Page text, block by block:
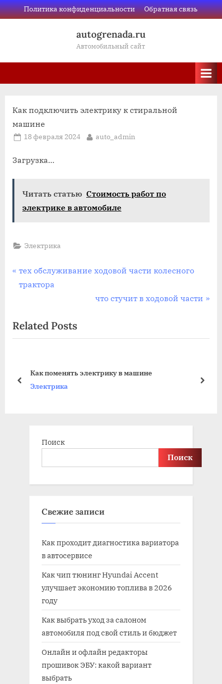
Skip
to
Политика конфиденциальности Обратная связь
autogrenada.ru
Автомобильный сайт
Как подключить электрику к стиральной
машине
Posted
18 февраля 2024 By
auto_admin
Загрузка…
Читать статью Стоимость работ по
электрике в автомобиле
Электрика
Навигация
по
P
r
i
o
P
тех обслуживание ходовой части колесного
трактора
N
t
что стучит в ходовой части
Related Posts
Как поменять электрику в машине
Электрика
prev next
Поиск
Поиск
Свежие записи
Как проходит диагностика вариатора
в автосервисе
Как чип тюнинг Hyundai Accent
улучшает экономию топлива в 2026
году
Как выбрать уход за салоном
автомобиля под свой стиль и бюджет
Онлайн и офлайн редакторы
прошивок ЭБУ: какой вариант
выбрать